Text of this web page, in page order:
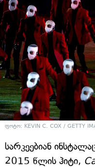
ფოტო: KEVIN C. COX / GETTY
სარკეებიან
2015 წლის ჰიტი,